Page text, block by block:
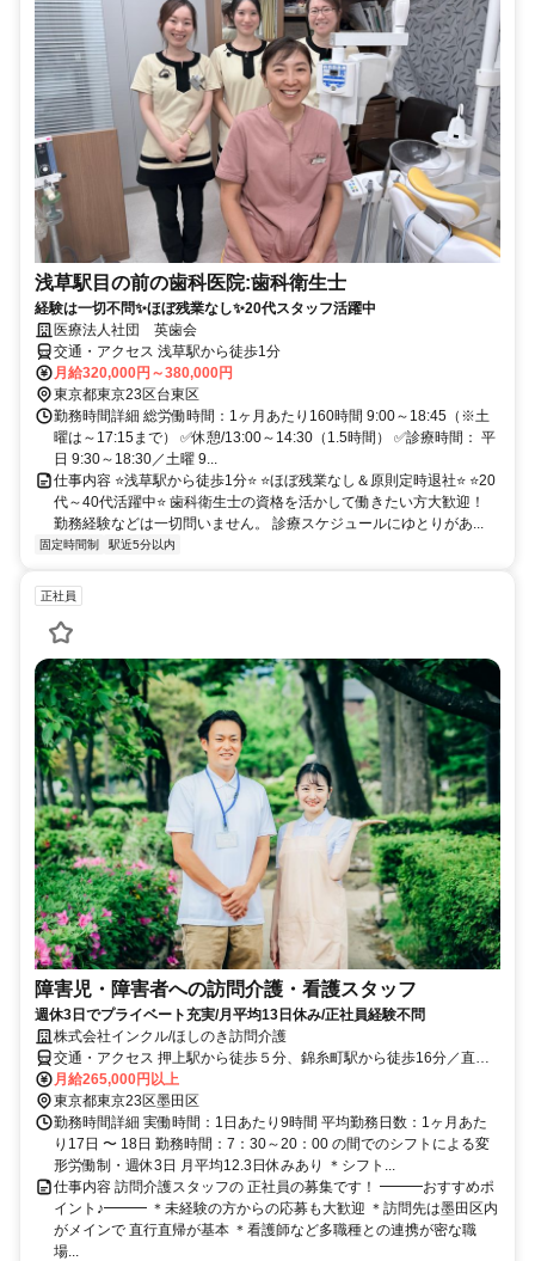
浅草駅目の前の歯科医院:歯科衛生士
経験は一切不問✨ほぼ残業なし✨20代スタッフ活躍中
医療法人社団 英歯会
交通・アクセス 浅草駅から徒歩1分
月給320,000円～380,000円
東京都東京23区台東区
勤務時間詳細 総労働時間：1ヶ月あたり160時間 9:00～18:45（※土
曜は～17:15まで） ✅休憩/13:00～14:30（1.5時間） ✅診療時間： 平
日 9:30～18:30／土曜 9...
仕事内容 ⭐浅草駅から徒歩1分⭐ ⭐ほぼ残業なし＆原則定時退社⭐ ⭐20
代～40代活躍中⭐ 歯科衛生士の資格を活かして働きたい方大歓迎！
勤務経験などは一切問いません。 診療スケジュールにゆとりがあ...
固定時間制 駅近5分以内
正社員
障害児・障害者への訪問介護・看護スタッフ
週休3日でプライベート充実/月平均13日休み/正社員経験不問
株式会社インクル/ほしのき訪問介護
交通・アクセス 押上駅から徒歩５分、錦糸町駅から徒歩16分／直行
直帰が基本！
月給265,000円以上
東京都東京23区墨田区
勤務時間詳細 実働時間：1日あたり9時間 平均勤務日数：1ヶ月あた
り17日 〜 18日 勤務時間：7：30～20：00 の間でのシフトによる変
形労働制・週休3日 月平均12.3日休みあり ＊シフト...
仕事内容 訪問介護スタッフの 正社員の募集です！ ━━━おすすめポ
イント♪━━━ ＊未経験の方からの応募も大歓迎 ＊訪問先は墨田区内
がメインで 直行直帰が基本 ＊看護師など多職種との連携が密な職
場...